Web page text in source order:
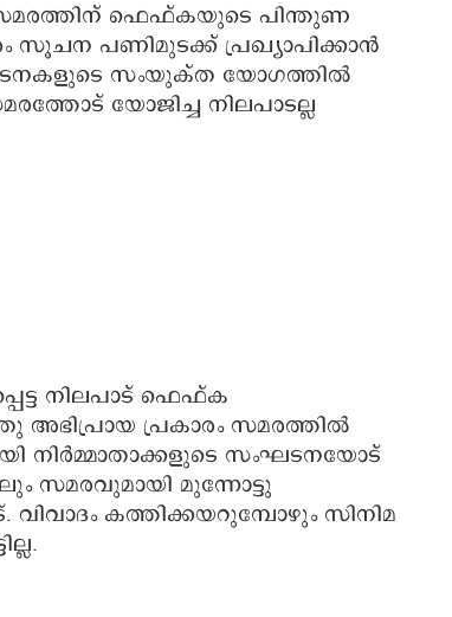
സമരത്തിന് ഫെഫ്കയുടെ പിന്തുണ
സൂചന പണിമുടക്ക് പ്രഖ്യാപിക്കാൻ
സംയുക്ത യോഗത്തിൽ
യോജിച്ച നിലപാടല്ല
നിലപാട് ഫെഫ്ക
അഭിപ്രായ പ്രകാരം സമരത്തിൽ
നിർമ്മാതാക്കളുടെ സംഘടനയോട്
സമരവുമായി മുന്നോട്ടു
വിവാദം കത്തിക്കയറുമ്പോഴും സിനിമ